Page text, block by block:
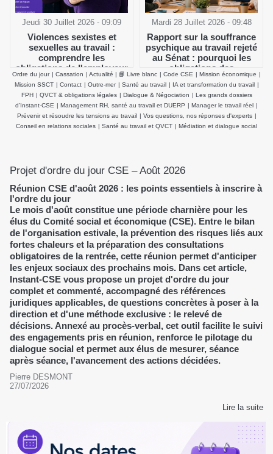
Jeudi 30 Juillet 2026 - 09:09
Violences sexistes et
sexuelles au travail :
comprendre les
obligations de l'employeur
et agir efficacement
Mardi 28 Juillet 2026 - 09:48
Rapport sur la souffrance
psychique au travail rejeté
au Sénat : pourquoi les
obligations des
employeurs et du CSE
demeurent inchangées
Ordre du jour | Cassation | Actualité | 📘 Livre blanc | Code CSE | Mission économique |
Mission SSCT | Contact | Outre-mer | Santé au travail | IA et transformation du travail |
FPH | QVCT & obligations légales | Dialogue & Négociation | Les grands dossiers
d’Instant-CSE | Management RH, santé au travail et DUERP | Manager le travail réel |
Prévenir et résoudre les tensions au travail | Vos questions, nos réponses d'experts |
Conseil en relations sociales | Santé au travail et QVCT | Médiation et dialogue social
Projet d'ordre du jour CSE – Août 2026
Réunion CSE d'août 2026 : les points essentiels à inscrire à
l'ordre du jour
Le mois d'août constitue une période charnière pour les
élus du Comité social et économique (CSE). Entre le bilan
de l'organisation estivale, la prévention des risques liés aux
fortes chaleurs et la préparation des consultations
obligatoires de la rentrée, cette réunion permet d'anticiper
les enjeux sociaux des prochains mois. Dans cet article,
Instant-CSE vous propose un projet d'ordre du jour
complet et commenté, accompagné des références
juridiques applicables, de questions concrètes à poser à la
direction et d'une méthode exclusive : le relevé de
décisions. Annexé au procès-verbal, cet outil facilite le suivi
des engagements pris en réunion, renforce le pilotage du
dialogue social et permet aux élus de mesurer, séance
après séance, l'avancement des actions décidées.
Pierre DESMONT
27/07/2026
Lire la suite